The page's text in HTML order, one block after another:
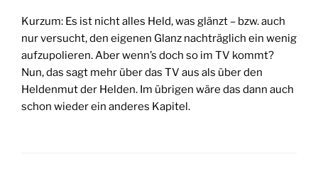
Kurzum: Es ist nicht alles Held, was glänzt – bzw. auch
nur versucht, den eigenen Glanz nachträglich ein wenig
aufzupolieren. Aber wenn’s doch so im TV kommt?
Nun, das sagt mehr über das TV aus als über den
Heldenmut der Helden. Im übrigen wäre das dann auch
schon wieder ein anderes Kapitel.